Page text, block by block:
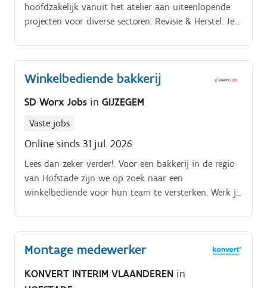
hoofdzakelijk vanuit het atelier aan uiteenlopende
projecten voor diverse sectoren: Revisie & Herstel: Je
pompen, cilinders en ventielen. Nieuwbouw: Je werkt
mee aan de samenbouw van nieuwe hydraulische
aggregaten.
Winkelbediende bakkerij
SD Worx Jobs in GIJZEGEM
Vaste jobs
Online sinds 31 jul. 2026
Lees dan zeker verder!. Voor een bakkerij in de regio
van Hofstade zijn we op zoek naar een
winkelbediende voor hun team te versterken. Werk je
Montage medewerker
KONVERT INTERIM VLAANDEREN in